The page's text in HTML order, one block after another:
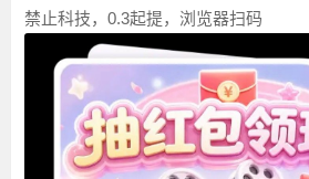
禁止科技，0.3起提，浏览器扫码